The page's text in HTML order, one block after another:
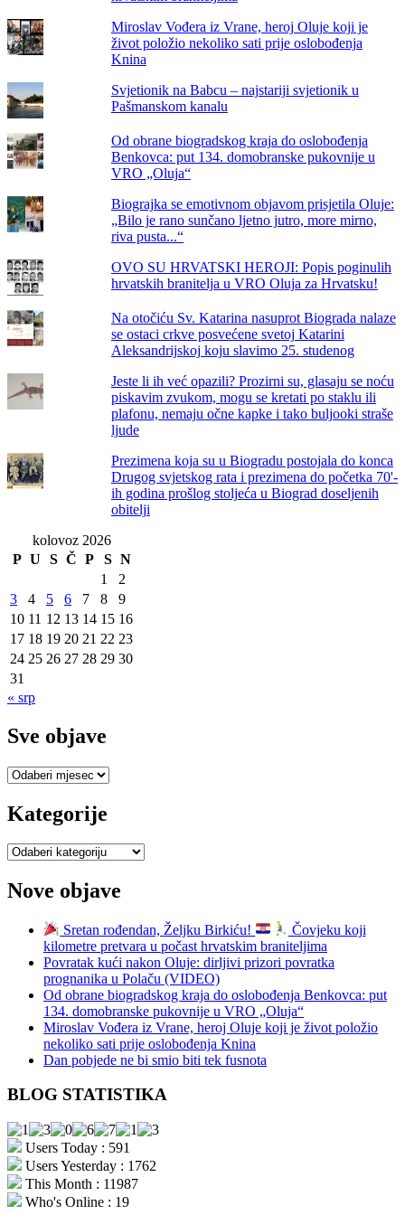
Miroslav Vođera iz Vrane, heroj Oluje koji je
život položio nekoliko sati prije oslobođenja
Knina
Svjetionik na Babcu – najstariji svjetionik u
Pašmanskom kanalu
Od obrane biogradskog kraja do oslobođenja
Benkovca: put 134. domobranske pukovnije u
VRO „Oluja“
Biograjka se emotivnom objavom prisjetila Oluje:
„Bilo je rano sunčano ljetno jutro, more mirno,
riva pusta...“
OVO SU HRVATSKI HEROJI: Popis poginulih
hrvatskih branitelja u VRO Oluja za Hrvatsku!
Na otočiću Sv. Katarina nasuprot Biograda nalaze
se ostaci crkve posvećene svetoj Katarini
Aleksandrijskoj koju slavimo 25. studenog
Jeste li ih već opazili? Prozirni su, glasaju se noću
piskavim zvukom, mogu se kretati po staklu ili
plafonu, nemaju očne kapke i tako buljooki straše
ljude
Prezimena koja su u Biogradu postojala do konca
Drugog svjetskog rata i prezimena do početka 70'-
ih godina prošlog stoljeća u Biograd doseljenih
obitelji
kolovoz 2026
P U S Č P S N
1
2
3
4 5 6 7 8
9
10 11 12 13 14 15 16
17 18 19 20 21 22 23
24 25 26 27 28 29 30
31
« srp
Sve objave
Sve
Kategorije
Kategorije
Nove objave
Sretan rođendan, Željku Birkiću!
Čovjeku koji
kilometre pretvara u počast hrvatskim braniteljima
Povratak kući nakon Oluje: dirljivi prizori povratka
prognanika u Polaču (VIDEO)
Od obrane biogradskog kraja do oslobođenja Benkovca: put
134. domobranske pukovnije u VRO „Oluja“
Miroslav Vođera iz Vrane, heroj Oluje koji je život položio
nekoliko sati prije oslobođenja Knina
Dan pobjede ne bi smio biti tek fusnota
BLOG STATISTIKA
Users Today : 591
Users Yesterday : 1762
This Month : 11987
Who's Online : 19